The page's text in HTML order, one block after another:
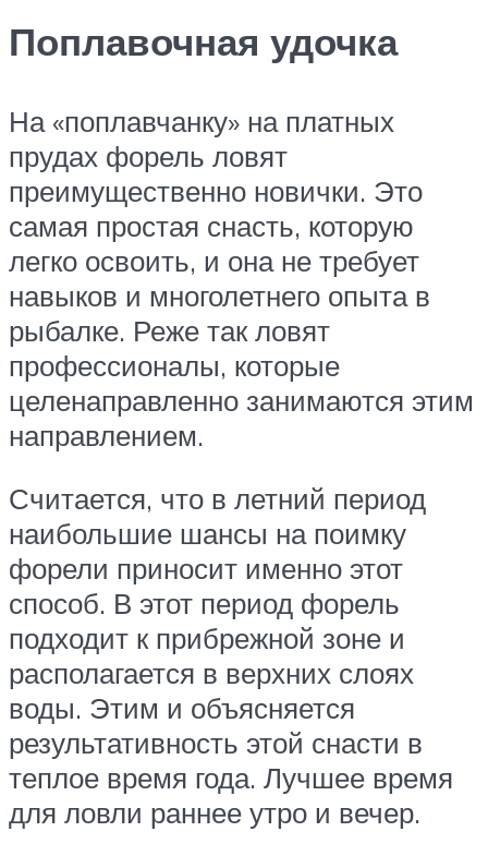
Поплавочная удочка
На «поплавчанку» на платных
прудах форель ловят
преимущественно новички. Это
самая простая снасть, которую
легко освоить, и она не требует
навыков и многолетнего опыта в
рыбалке. Реже так ловят
профессионалы, которые
целенаправленно занимаются этим
направлением.
Считается, что в летний период
наибольшие шансы на поимку
форели приносит именно этот
способ. В этот период форель
подходит к прибрежной зоне и
располагается в верхних слоях
воды. Этим и объясняется
результативность этой снасти в
теплое время года. Лучшее время
для ловли раннее утро и вечер.